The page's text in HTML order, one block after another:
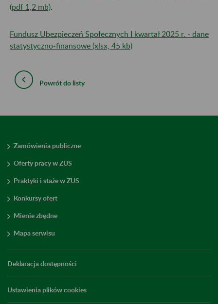
(pdf 1,2 mb).
Fundusz Ubezpieczeń Społecznych I kwartał 2025 r. - dane
statystyczno-finansowe (xlsx, 45 kb)
Powrót do listy
Zamówienia publiczne
Oferty pracy w ZUS
Praktyki i staże w ZUS
Konkursy ofert
Mienie zbędne
Mapa serwisu
Deklaracja dostępności
Ustawienia plików cookies